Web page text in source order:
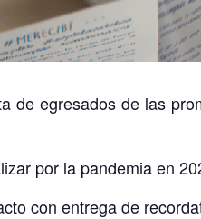
de egresados de las
por la pandemia en
con entrega de